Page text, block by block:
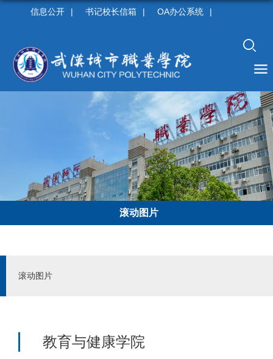
信息公开 | 书记校长信箱 | OA办公系统 |
滚动图片
滚动图片
教育与健康学院